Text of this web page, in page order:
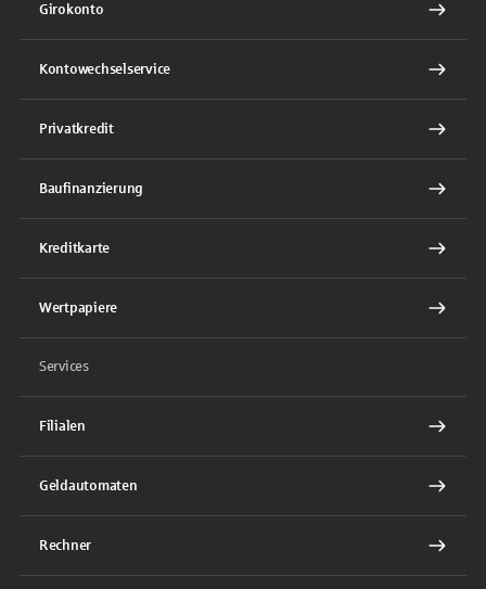
Girokonto
Kontowechselservice
Privatkredit
Baufinanzierung
Kreditkarte
Wertpapiere
Services
Filialen
Geldautomaten
Rechner